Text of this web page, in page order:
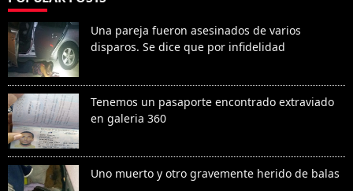
Una pareja fueron asesinados de varios
disparos. Se dice que por infidelidad
Tenemos un pasaporte encontrado extraviado
en galeria 360
Uno muerto y otro gravemente herido de balas